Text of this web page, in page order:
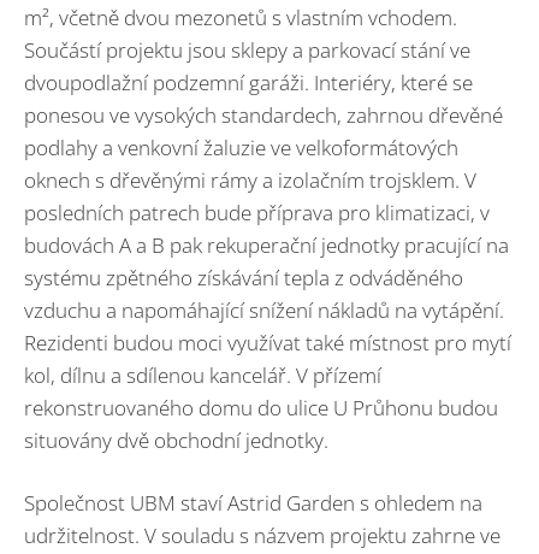
m², včetně dvou mezonetů s vlastním vchodem.
Součástí projektu jsou sklepy a parkovací stání ve
dvoupodlažní podzemní garáži. Interiéry, které se
ponesou ve vysokých standardech, zahrnou dřevěné
podlahy a venkovní žaluzie ve velkoformátových
oknech s dřevěnými rámy a izolačním trojsklem. V
posledních patrech bude příprava pro klimatizaci, v
budovách A a B pak rekuperační jednotky pracující na
systému zpětného získávání tepla z odváděného
vzduchu a napomáhající snížení nákladů na vytápění.
Rezidenti budou moci využívat také místnost pro mytí
kol, dílnu a sdílenou kancelář. V přízemí
rekonstruovaného domu do ulice U Průhonu budou
situovány dvě obchodní jednotky.
Společnost UBM staví Astrid Garden s ohledem na
udržitelnost. V souladu s názvem projektu zahrne ve